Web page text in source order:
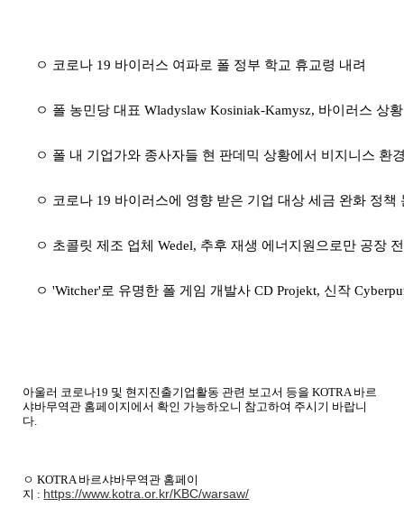
ㅇ 코로나19 바이러스 여파로 폴 정부 학교 휴교령 내려
ㅇ 폴 농민당 대표 Wladyslaw Kosiniak-Kamysz, 바이러스 상
ㅇ 폴 내 기업가와 종사자들 현 판데믹 상황에서 비지니스 환
ㅇ 코로나19 바이러스에 영향 받은 기업 대상 세금 완화 정책
ㅇ 초콜릿 제조 업체 Wedel, 추후 재생 에너지원으로만 공장
ㅇ 'Witcher'로 유명한 폴 게임 개발사CD Projekt, 신작
아울러 코로나19 및 현지진출기업활동 관련 보고서 등을 KOTRA바르
샤바무역관 홈페이지에서 확인 가능하오니 참고하여 주시기 바랍니
다.
ㅇ KOTRA바르샤바무역관 홈페이
지 : https://www.kotra.or.kr/KBC/warsaw/